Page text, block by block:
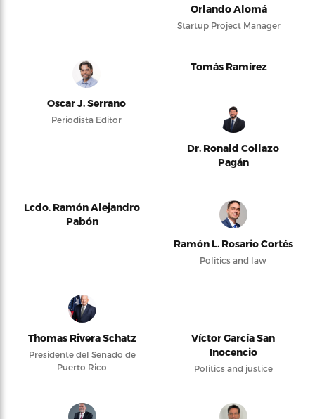
Orlando Alomá
Startup Project Manager
Oscar J. Serrano
Periodista Editor
Tomás Ramírez
Dr. Ronald Collazo
Pagán
Lcdo. Ramón Alejandro
Pabón
Ramón L. Rosario Cortés
Politics and law
Thomas Rivera Schatz
Presidente del Senado de
Puerto Rico
Víctor García San
Inocencio
Politics and justice